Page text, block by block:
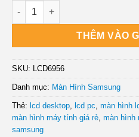
Dv Bán Màn Hình cong
THÊM VÀO
SKU: LCD6956
Danh mục: Màn Hình Samsung
Thẻ: lcd desktop, lcd pc, màn hình
màn hình máy tính giá rẻ, màn hình
samsung